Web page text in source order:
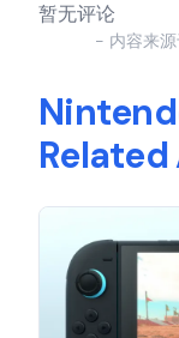
暂无评论
- 内容来